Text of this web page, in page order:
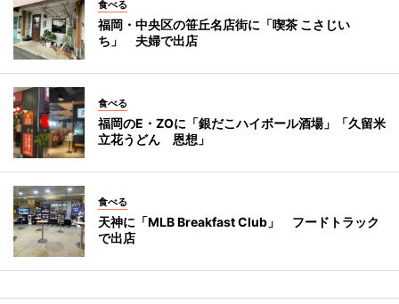
食べる
福岡・中央区の笹丘名店街に「喫茶 こさじい
ち」 夫婦で出店
食べる
福岡のE・ZOに「銀だこハイボール酒場」「久留米
立花うどん 恩想」
食べる
天神に「MLB Breakfast Club」 フードトラック
で出店